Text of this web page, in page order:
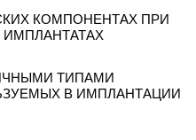
КОМПОНЕНТАХ ПРИ
ТИПАМИ
В ИМПЛАНТАЦИИ